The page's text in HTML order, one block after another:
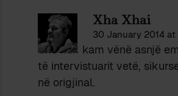
Xha Xhai
30 January 2014 at
Unë nuk kam vënë asnjë
të intervistuarit vetë,
në origjinal.